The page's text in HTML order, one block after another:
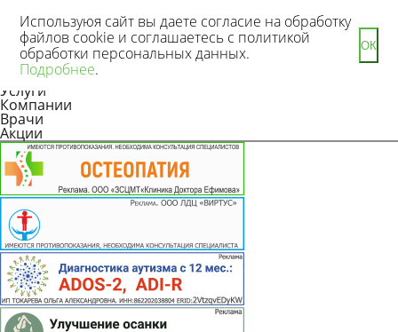
Новости
Статьи
Услуги
Компании
Врачи
Акции
Используюя сайт вы даете согласие на обработку
файлов cookie и соглашаетесь с политикой
обработки персональных данных.
Подробнее.
ОК